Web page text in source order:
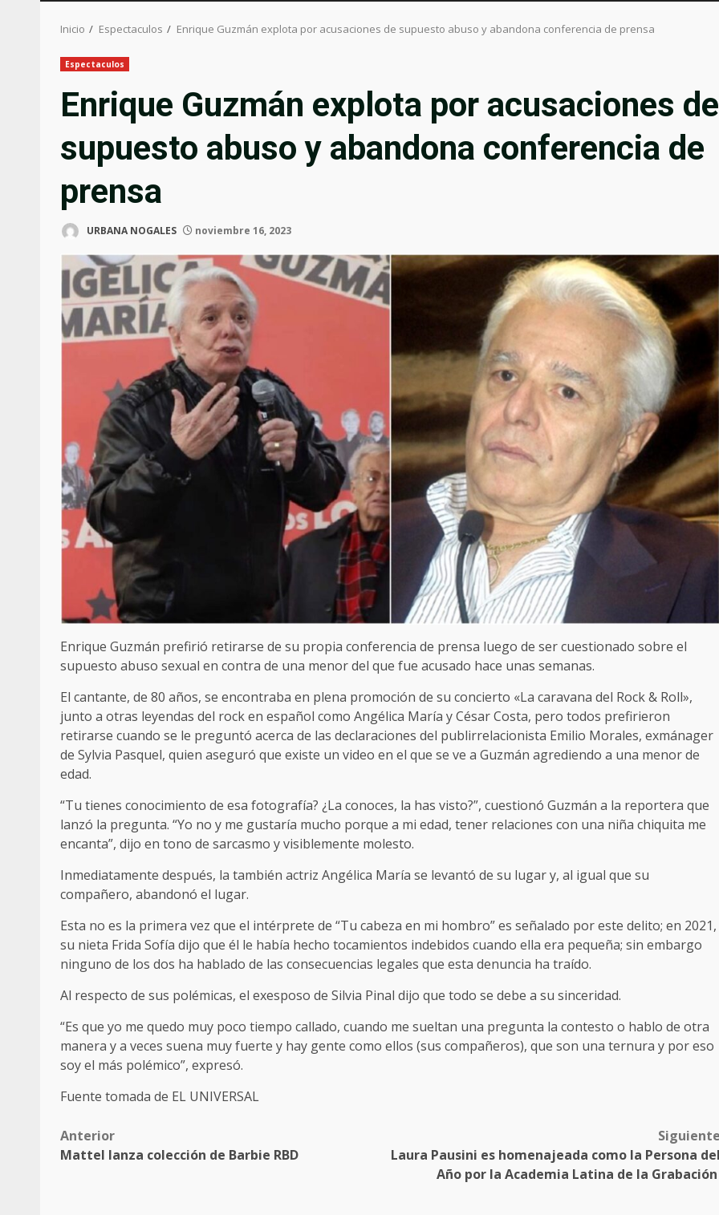
Inicio Espectaculos Enrique Guzmán explota por acusaciones de supuesto abuso y abandona conferencia de prensa
Espectaculos
Enrique Guzmán explota por acusaciones de
supuesto abuso y abandona conferencia de
prensa
URBANA NOGALES noviembre 16, 2023
Enrique Guzmán prefirió retirarse de su propia conferencia de prensa luego de ser cuestionado sobre el
supuesto abuso sexual en contra de una menor del que fue acusado hace unas semanas.
El cantante, de 80 años, se encontraba en plena promoción de su concierto «La caravana del Rock & Roll»,
junto a otras leyendas del rock en español como Angélica María y César Costa, pero todos prefirieron
retirarse cuando se le preguntó acerca de las declaraciones del publirrelacionista Emilio Morales, exmánager
de Sylvia Pasquel, quien aseguró que existe un video en el que se ve a Guzmán agrediendo a una menor de
edad.
“Tu tienes conocimiento de esa fotografía? ¿La conoces, la has visto?”, cuestionó Guzmán a la reportera que
lanzó la pregunta. “Yo no y me gustaría mucho porque a mi edad, tener relaciones con una niña chiquita me
encanta”, dijo en tono de sarcasmo y visiblemente molesto.
Inmediatamente después, la también actriz Angélica María se levantó de su lugar y, al igual que su
compañero, abandonó el lugar.
Esta no es la primera vez que el intérprete de “Tu cabeza en mi hombro” es señalado por este delito; en 2021,
su nieta Frida Sofía dijo que él le había hecho tocamientos indebidos cuando ella era pequeña; sin embargo
ninguno de los dos ha hablado de las consecuencias legales que esta denuncia ha traído.
Al respecto de sus polémicas, el exesposo de Silvia Pinal dijo que todo se debe a su sinceridad.
“Es que yo me quedo muy poco tiempo callado, cuando me sueltan una pregunta la contesto o hablo de otra
manera y a veces suena muy fuerte y hay gente como ellos (sus compañeros), que son una ternura y por eso
soy el más polémico”, expresó.
Fuente tomada de EL UNIVERSAL
Post
Anterior
Mattel lanza colección de Barbie RBD
Siguiente
Laura Pausini es homenajeada como la Persona del
Año por la Academia Latina de la Grabación